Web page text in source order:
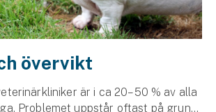
övervikt
är i ca 20–50 % av alla
Problemet uppstår oftast på grund